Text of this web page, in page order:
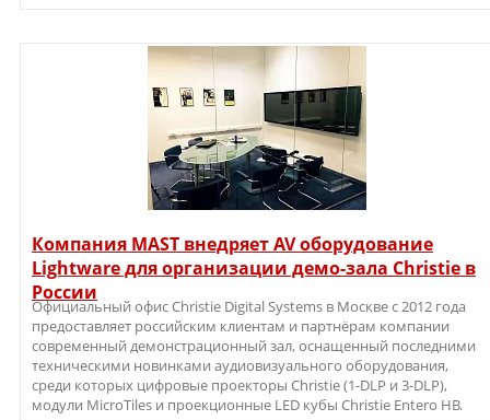
Компания MAST внедряет AV оборудование
Lightware для организации демо-зала Christie в
России
Официальный офис Christie Digital Systems в Москве с 2012 года
предоставляет российским клиентам и партнёрам компании
современный демонстрационный зал, оснащенный последними
техническими новинками аудиовизуального оборудования,
среди которых цифровые проекторы Christie (1-DLP и 3-DLP),
модули MicroTiles и проекционные LED кубы Christie Entero HB.